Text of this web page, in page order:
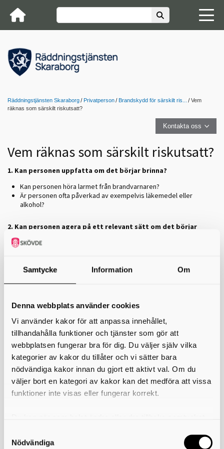
Samtycke Information Om
Denna webbplats använder cookies
Vi använder kakor för att anpassa innehållet,
tillhandahålla funktioner och tjänster som gör att
webbplatsen fungerar bra för dig. Du väljer själv vilka
kategorier av kakor du tillåter och vi sätter bara
nödvändiga kakor innan du gjort ett aktivt val. Om du
väljer bort en kategori av kakor kan det medföra att vissa
funktioner inte visas eller fungerar korrekt.
användning av kakor som du hittar längst ner på sidan
Nödvändiga
Räddningstjänsten Skaraborg Privatperson Brandskydd för särskilt ris...
Vem
räknas som särskilt riskutsatt?
Kontakta oss
Vem räknas som särskilt riskutsatt?
1. Kan personen uppfatta om det börjar brinna?
Kan personen höra larmet från brandvarnaren?
Är personen ofta påverkad av exempelvis läkemedel eller
alkohol?
2. Kan personen agera på ett relevant sätt om det börjar
brinna?
Har personen svårt att förstå vad larmet från brandvarnaren
innebär?
Kan personen larma 112?
3. Har personen ett beteende som ökar risken för brand?
Glömmer personen ibland att stänga av spisen? Finns det tecken
på brända matrester i kastruller eller stekpanna?
Finns det brännmärken efter cigaretter på exempelvis golv,
möbler eller kläder?
Verkar personen ha svårt att hantera rökning, tändstickor eller
tändare på ett säkert sätt?
Nästa steg är att fylla i den utförliga checklistan för att hitta
brandrisker i hemmet.
Länkar